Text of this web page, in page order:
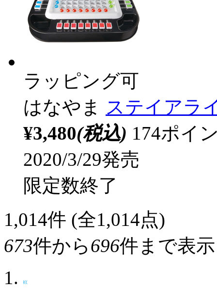
ラッピング可
はなやま ステイアラ
¥3,480(税込) 174ポイ
2020/3/29発売
限定数終了
1,014件 (全1,014点)
673件から696件まで表示